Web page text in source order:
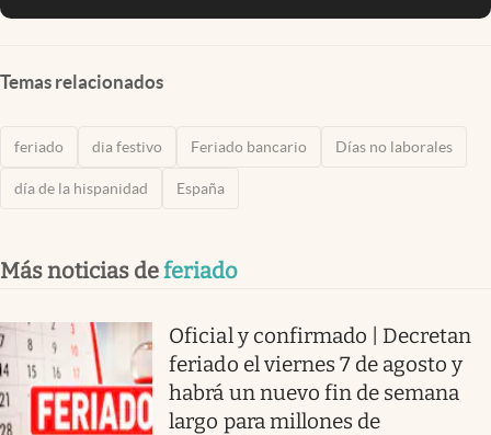
Temas relacionados
feriado dia festivo Feriado bancario Días no laborales
día de la hispanidad España
Más noticias deferiado
Oficial y confirmado | Decretan
feriado el viernes 7 de agosto y
habrá un nuevo fin de semana
largo para millones de